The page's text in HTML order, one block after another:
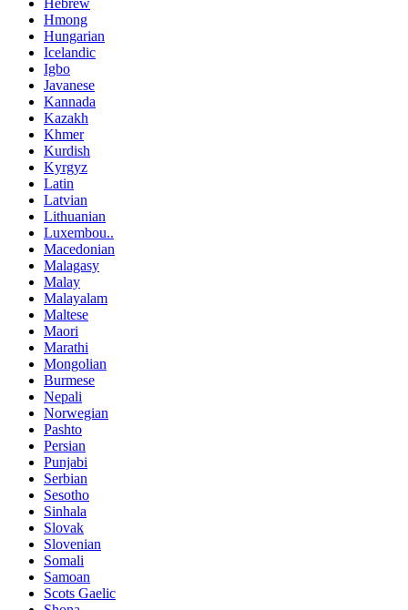
Hebrew
Hmong
Hungarian
Icelandic
Igbo
Javanese
Kannada
Kazakh
Khmer
Kurdish
Kyrgyz
Latin
Latvian
Lithuanian
Luxembou..
Macedonian
Malagasy
Malay
Malayalam
Maltese
Maori
Marathi
Mongolian
Burmese
Nepali
Norwegian
Pashto
Persian
Punjabi
Serbian
Sesotho
Sinhala
Slovak
Slovenian
Somali
Samoan
Scots Gaelic